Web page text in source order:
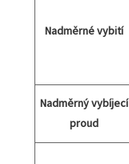
Nadměrné vybití
Nadměrný vybíjecí
proud